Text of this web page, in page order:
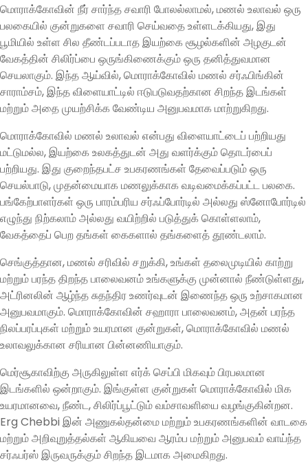
மொராக்கோவின் நீர் சார்ந்த சவாரி போலல்லாமல், மணல் உலாவல் ஒரு
பலகையில் குன்றுகளை சவாரி செய்வதை உள்ளடக்கியது, இது
பூமியில் உள்ள சில தீண்டப்படாத இயற்கை சூழல்களின் அழகுடன்
வேகத்தின் சிலிர்ப்பை ஒருங்கிணைக்கும் ஒரு தனித்துவமான
செயலாகும். இந்த ஆய்வில், மொராக்கோவில் மணல் சர்ஃபிங்கின்
சாராம்சம், இந்த விளையாட்டில் ஈடுபடுவதற்கான சிறந்த இடங்கள்
மற்றும் அதை முயற்சிக்க வேண்டிய அனுபவமாக மாற்றுகிறது.
மொராக்கோவில் மணல் உலாவல் என்பது விளையாட்டைப் பற்றியது
மட்டுமல்ல, இயற்கை உலகத்துடன் அது வளர்க்கும் தொடர்பைப்
பற்றியது. இது குறைந்தபட்ச உபகரணங்கள் தேவைப்படும் ஒரு
செயல்பாடு, முதன்மையாக மணலுக்காக வடிவமைக்கப்பட்ட பலகை.
பங்கேற்பாளர்கள் ஒரு பாரம்பரிய சர்ஃப்போர்டில் அல்லது ஸ்னோபோர்டில்
எழுந்து நிற்கலாம் அல்லது வயிற்றில் படுத்துக் கொள்ளலாம்,
வேகத்தைப் பெற தங்கள் கைகளால் தங்களைத் தூண்டலாம்.
செங்குத்தான, மணல் சரிவில் சறுக்கி, உங்கள் தலைமுடியில் காற்று
மற்றும் பரந்த திறந்த பாலைவனம் உங்களுக்கு முன்னால் நீண்டுள்ளது,
அட்ரினலின் ஆழ்ந்த சுதந்திர உணர்வுடன் இணைந்த ஒரு உற்சாகமான
அனுபவமாகும். மொராக்கோவின் சஹாரா பாலைவனம், அதன் பரந்த
நிலப்பரப்புகள் மற்றும் உயரமான குன்றுகள், மொராக்கோவில் மணல்
உலாவலுக்கான சரியான பின்னணியாகும்.
மெர்சூகாவிற்கு அருகிலுள்ள எர்க் செப்பி மிகவும் பிரபலமான
இடங்களில் ஒன்றாகும். இங்குள்ள குன்றுகள் மொராக்கோவில் மிக
உயரமானவை, நீண்ட, சிலிர்ப்பூட்டும் வம்சாவளியை வழங்குகின்றன.
Erg Chebbi இன் அணுகல்தன்மை மற்றும் உபகரணங்களின் வாடகை
மற்றும் அறிவுறுத்தல்கள் ஆகியவை ஆரம்ப மற்றும் அனுபவம் வாய்ந்த
சர்ஃபர்ஸ் இருவருக்கும் சிறந்த இடமாக அமைகிறது.